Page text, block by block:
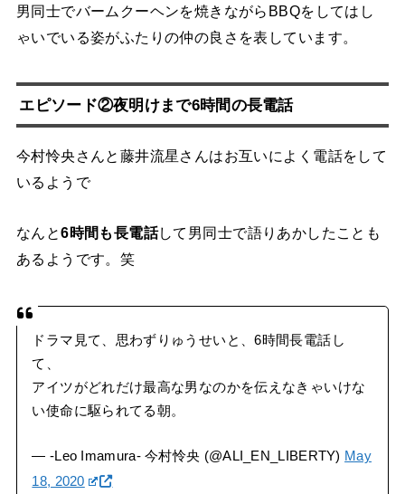
男同士でバームクーヘンを焼きながらBBQをしてはし
ゃいでいる姿がふたりの仲の良さを表しています。
エピソード②夜明けまで6時間の長電話
今村怜央さんと藤井流星さんはお互いによく電話をして
いるようで
なんと6時間も長電話して男同士で語りあかしたことも
あるようです。笑
ドラマ見て、思わずりゅうせいと、6時間長電話し
て、
アイツがどれだけ最高な男なのかを伝えなきゃいけな
い使命に駆られてる朝。
— -Leo Imamura- 今村怜央 (@ALI_EN_LIBERTY) May
18, 2020